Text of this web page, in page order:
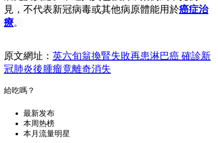
見，不代表新冠病毒或其他病原體能用於癌症治
療。
原文網址： 英六旬翁換腎失敗再患淋巴癌 確診新
冠肺炎後腫瘤竟離奇消失
給吃嗎？
最新发布
本周热榜
本月流量明星